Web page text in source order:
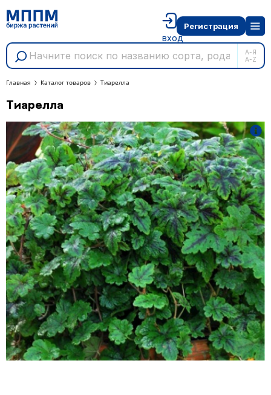
А-Я
A-Z
вход
Регистрация
Главная Каталог товаров Тиарелла
Тиарелла